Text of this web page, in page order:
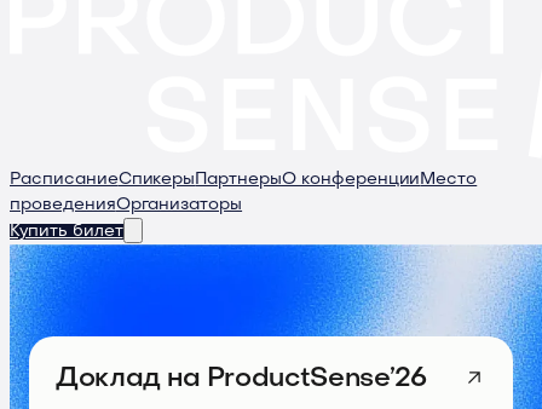
РасписаниеСпикеры ПартнерыО конференции Место
проведенияОрганизаторы
Купить билет
Доклад на ProductSense’26